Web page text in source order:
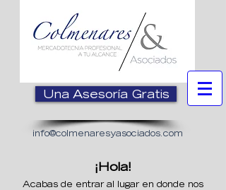
Una Asesoría Gratis
info@colmenaresyasociados.com
¡Hola!
Acabas de entrar al lugar en donde nos